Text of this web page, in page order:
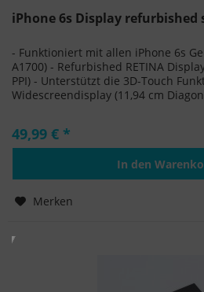
iPhone 6s Display refurbished
- Funktioniert mit allen iPhone 6s
A1700) - Refurbished RETINA
PPI) - Unterstützt die 3D-Touch
Widescreendisplay (11,94 cm
49,99 € *
In den
Merken